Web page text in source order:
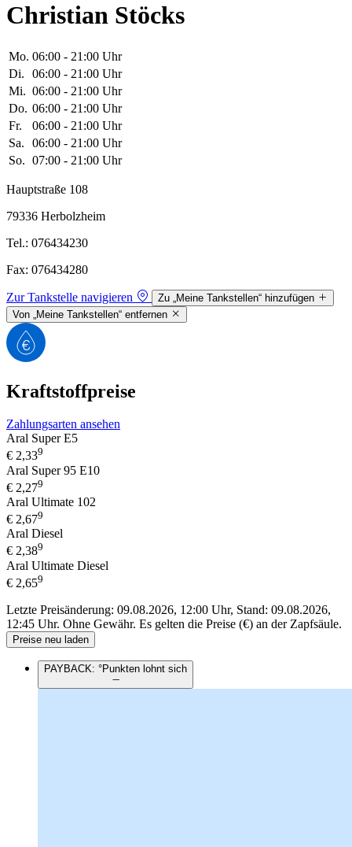
Christian Stöcks
Mo. 06:00 - 21:00 Uhr
Di.
06:00 - 21:00 Uhr
Mi. 06:00 - 21:00 Uhr
Do. 06:00 - 21:00 Uhr
Fr.
06:00 - 21:00 Uhr
Sa.
06:00 - 21:00 Uhr
So. 07:00 - 21:00 Uhr
Hauptstraße 108
79336 Herbolzheim
Tel.: 076434230
Fax: 076434280
Zur Tankstelle navigieren
Zu „Meine Tankstellen“ hinzufügen
Von „Meine Tankstellen“ entfernen
Kraftstoffpreise
Zahlungsarten ansehen
Aral Super E5
€ 2,339
Aral Super 95 E10
€ 2,279
Aral Ultimate 102
€ 2,679
Aral Diesel
€ 2,389
Aral Ultimate Diesel
€ 2,659
Letzte Preisänderung: 09.08.2026, 12:00 Uhr, Stand: 09.08.2026,
12:45 Uhr. Ohne Gewähr. Es gelten die Preise (€) an der Zapfsäule.
Preise neu laden
PAYBACK: °Punkten lohnt sich